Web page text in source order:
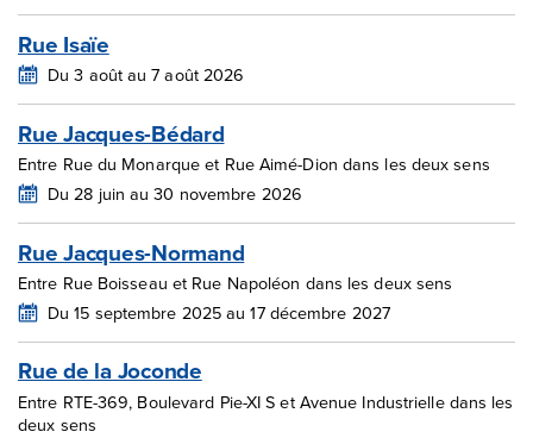
Rue Isaïe
Du 3 août au 7 août 2026
Rue Jacques-Bédard
Entre Rue du Monarque et Rue Aimé-Dion dans les deux sens
Du 28 juin au 30 novembre 2026
Rue Jacques-Normand
Entre Rue Boisseau et Rue Napoléon dans les deux sens
Du 15 septembre 2025 au 17 décembre 2027
Rue de la Joconde
Entre RTE-369, Boulevard Pie-XI S et Avenue Industrielle dans les
deux sens